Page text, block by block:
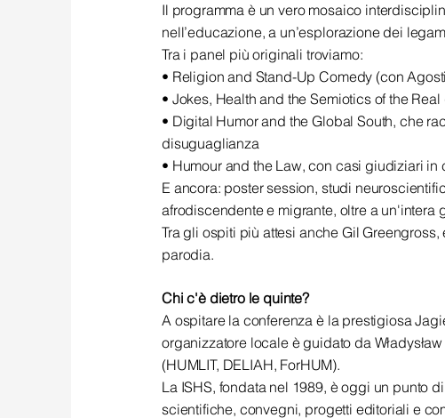
Il programma è un vero mosaico
nell’educazione, a un’esplorazione dei
Tra i panel più originali troviamo:
• Religion and Stand-Up Comedy (con
• Jokes, Health and the Semiotics of the
• Digital Humor and the Global South, che
disuguaglianza
• Humour and the Law, con casi giudiziari
E ancora: poster session, studi
afrodiscendente e migrante, oltre a un'intera
Tra gli ospiti più attesi anche Gil
parodia.
Chi c'è dietro le quinte?
A ospitare la conferenza è la prestigiosa
organizzatore locale è guidato da
(HUMLIT, DELIAH, ForHUM).
La ISHS, fondata nel 1989, è oggi un punto
scientifiche, convegni, progetti editoriali e